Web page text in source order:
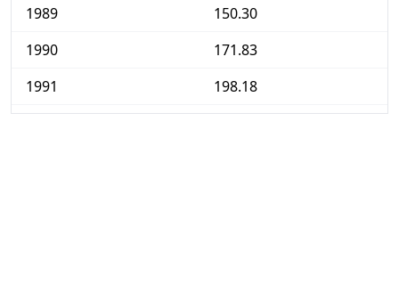
1989
150.30
1990
171.83
1991
198.18